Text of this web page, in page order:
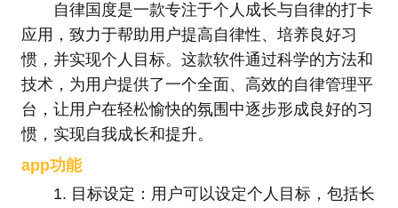
自律国度是一款专注于个人成长与自律的打卡
应用，致力于帮助用户提高自律性、培养良好习
惯，并实现个人目标。这款软件通过科学的方法和
技术，为用户提供了一个全面、高效的自律管理平
台，让用户在轻松愉快的氛围中逐步形成良好的习
惯，实现自我成长和提升。
app功能
1. 目标设定：用户可以设定个人目标，包括长